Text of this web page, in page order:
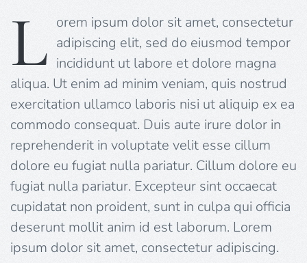
L orem ipsum dolor sit amet, consectetur
adipiscing elit, sed do eiusmod tempor
incididunt ut labore et dolore magna
aliqua. Ut enim ad minim veniam, quis nostrud
exercitation ullamco laboris nisi ut aliquip ex ea
commodo consequat. Duis aute irure dolor in
reprehenderit in voluptate velit esse cillum
dolore eu fugiat nulla pariatur. Cillum dolore eu
fugiat nulla pariatur. Excepteur sint occaecat
cupidatat non proident, sunt in culpa qui officia
deserunt mollit anim id est laborum. Lorem
ipsum dolor sit amet, consectetur adipiscing.